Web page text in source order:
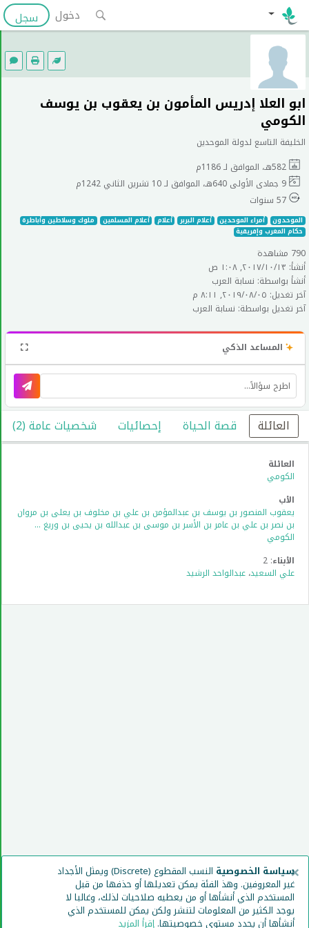
دخول سجل
ابو العلا إدريس المأمون بن يعقوب بن يوسف
الكومي
الخليفة التاسع لدولة الموحدين
الموحدون أمراء الموحدين أعلام البربر أعلام أعلام المسلمين
ملوك وسلاطين وأباطرة
حكام المغرب وإفريقية
790 مشاهدة
أنشأ: ١٣‏/١٠‏/٢٠١٧, ١:٠٨ ص
أنشأ بواسطة: نسابة العرب
آخر تغديل: ٠٥‏/٠٨‏/٢٠١٩, ٨:١١ م
آخر تغديل بواسطة: نسابة العرب
المساعد الذكي
العائلة قصة الحياة إحصائيات شخصيات عامة (2)
العائلة
الكومي
الأب
يعقوب المنصور بن يوسف بن عبدالمؤمن بن علي بن مخلوف بن يعلى بن مروان
بن نصر بن علي بن عامر بن الأسر بن موسى بن عبدالله بن يحيى بن وريغ ...
الكومي
الأبناء: 2
علي السعيد، عبدالواحد الرشيد
سياسة الخصوصية النسب المقطوع (Discrete) ويمثل الأجداد
غير المعروفين. وهذ الفئة يمكن تعديلها أو حذفها من قبل
المستخدم الذي أنشأها أو من يعطيه صلاحيات لذلك، وغالبا لا
يوجد الكثير من المعلومات لتنشر ولكن يمكن للمستخدم الذي
أنشأها أن يحدد مستوى خصوصيتها.إقرأ المزيد
×